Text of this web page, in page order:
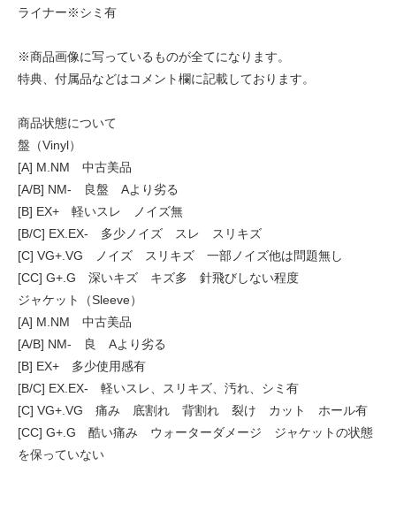
ライナー※シミ有
※商品画像に写っているものが全てになります。
特典、付属品などはコメント欄に記載しております。
商品状態について
盤（Vinyl）
[A] M.NM 中古美品
[A/B] NM- 良盤 Aより劣る
[B] EX+ 軽いスレ ノイズ無
[B/C] EX.EX- 多少ノイズ スレ スリキズ
[C] VG+.VG ノイズ スリキズ 一部ノイズ他は問題無し
[CC] G+.G 深いキズ キズ多 針飛びしない程度
ジャケット（Sleeve）
[A] M.NM 中古美品
[A/B] NM- 良 Aより劣る
[B] EX+ 多少使用感有
[B/C] EX.EX- 軽いスレ、スリキズ、汚れ、シミ有
[C] VG+.VG 痛み 底割れ 背割れ 裂け カット ホール有
[CC] G+.G 酷い痛み ウォーターダメージ ジャケットの状態
を保っていない